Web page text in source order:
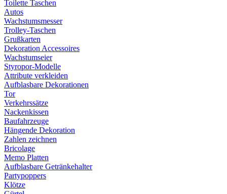
Toilette Taschen
Autos
Wachstumsmesser
Trolley-Taschen
Grußkarten
Dekoration Accessoires
Wachstumseier
Styropor-Modelle
Attribute verkleiden
Aufblasbare Dekorationen
Tor
Verkehrssätze
Nackenkissen
Baufahrzeuge
Hängende Dekoration
Zahlen zeichnen
Bricolage
Memo Platten
Aufblasbare Getränkehalter
Partypoppers
Klötze